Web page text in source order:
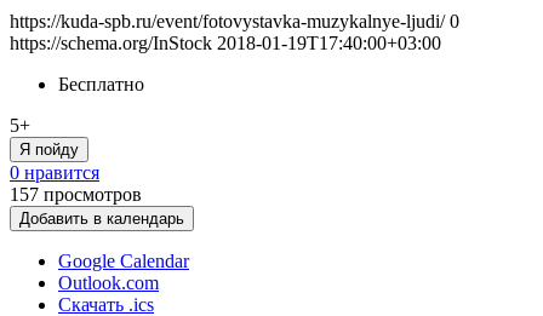
https://kuda-spb.ru/event/fotovystavka-muzykalnye-ljudi/ 0
https://schema.org/InStock 2018-01-19T17:40:00+03:00
Бесплатно
5+
Я пойду
0 нравится
157 просмотров
Добавить в календарь
Google Calendar
Outlook.com
Скачать .ics